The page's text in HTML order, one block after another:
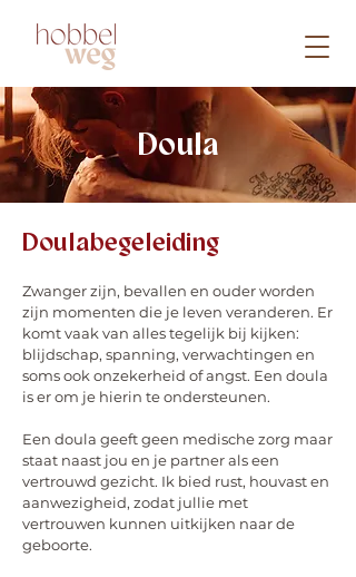
Doula
Doulabegeleiding
Zwanger zijn, bevallen en ouder worden
zijn momenten die je leven veranderen. Er
komt vaak van alles tegelijk bij kijken:
blijdschap, spanning, verwachtingen en
soms ook onzekerheid of angst. Een doula
is er om je hierin te ondersteunen.
Een doula geeft geen medische zorg maar
staat naast jou en je partner als een
vertrouwd gezicht. Ik bied rust, houvast en
aanwezigheid, zodat jullie met
vertrouwen kunnen uitkijken naar de
geboorte.